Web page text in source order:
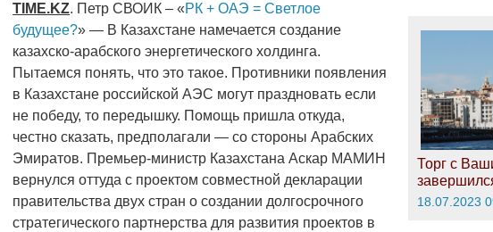
Торг с
18.07.2023
TIME.KZ. Петр СВОИК – «РК + ОАЭ = Светлое
будущее?» — В Казахстане намечается создание
казахско-арабского энергетического холдинга.
Пытаемся понять, что это такое. Противники появления
в Казахстане российской АЭС могут праздновать если
не победу, то передышку. Помощь пришла откуда,
честно сказать, предполагали — со стороны Арабских
Эмиратов. Премьер-министр Казахстана Аскар МАМИН
вернулся оттуда с проектом совместной декларации
правительства двух стран о создании долгосрочного
стратегического партнерства для развития проектов в